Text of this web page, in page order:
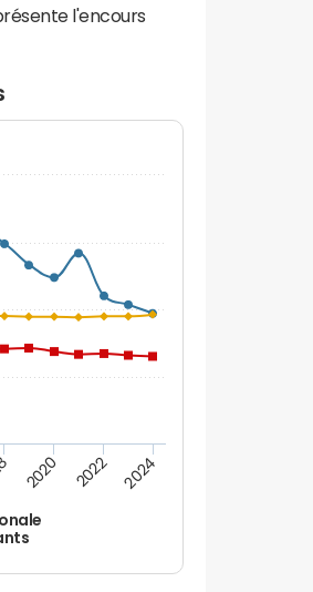
l'encours
2020 2022 2024